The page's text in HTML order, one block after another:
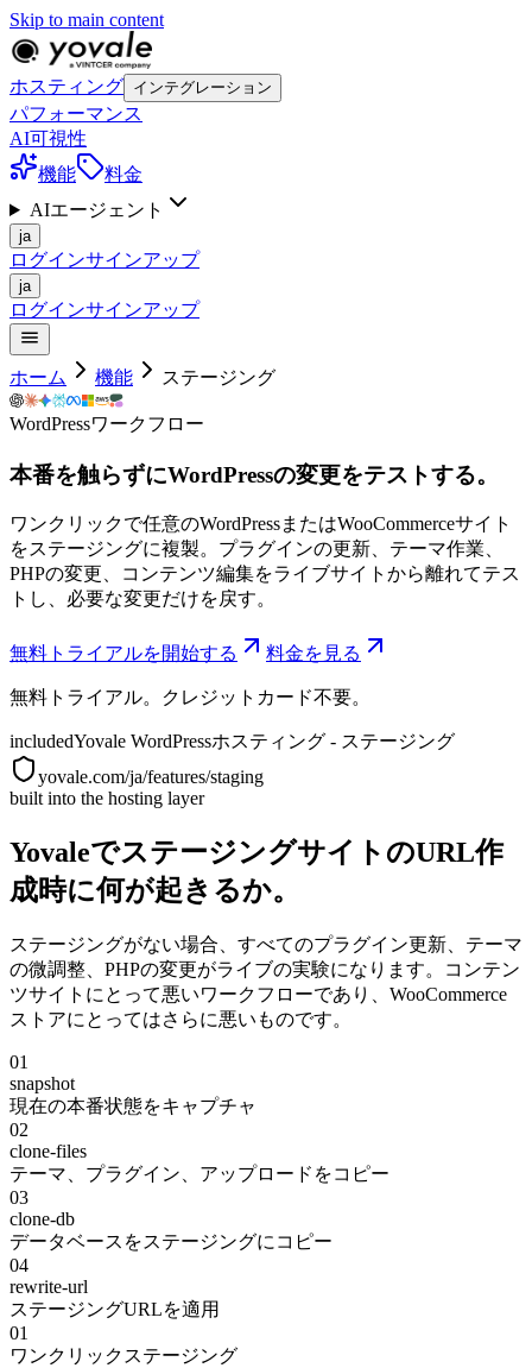
Skip to main content
ホスティング インテグレーション
パフォーマンス
AI可視性
機能
料金
AIエージェント
ja
ログインサインアップ
ja
ログインサインアップ
ホーム 機能 ステージング
WordPressワークフロー
本番を触らずにWordPressの変更をテストする。
ワンクリックで任意のWordPressまたはWooCommerceサイト
をステージングに複製。プラグインの更新、テーマ作業、
PHPの変更、コンテンツ編集をライブサイトから離れてテス
トし、必要な変更だけを戻す。
無料トライアルを開始する 料金を見る
無料トライアル。クレジットカード不要。
includedYovale WordPressホスティング - ステージング
yovale.com/ja/features/staging
built into the hosting layer
YovaleでステージングサイトのURL作
成時に何が起きるか。
ステージングがない場合、すべてのプラグイン更新、テーマ
の微調整、PHPの変更がライブの実験になります。コンテン
ツサイトにとって悪いワークフローであり、WooCommerce
ストアにとってはさらに悪いものです。
01
snapshot
現在の本番状態をキャプチャ
02
clone-files
テーマ、プラグイン、アップロードをコピー
03
clone-db
データベースをステージングにコピー
04
rewrite-url
ステージングURLを適用
01
ワンクリックステージング